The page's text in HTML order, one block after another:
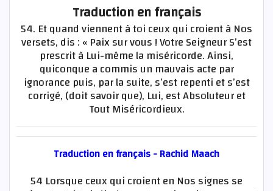
Traduction en français
54. Et quand viennent à toi ceux qui croient à Nos
versets, dis : « Paix sur vous ! Votre Seigneur S’est
prescrit à Lui-même la miséricorde. Ainsi,
quiconque a commis un mauvais acte par
ignorance puis, par la suite, s’est repenti et s’est
corrigé, (doit savoir que), Lui, est Absoluteur et
Tout Miséricordieux.
Traduction en français - Rachid Maach
54 Lorsque ceux qui croient en Nos signes se